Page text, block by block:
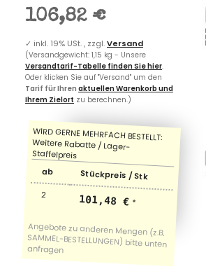
106,82 €
✓ inkl. 19% USt. , zzgl.Versand
(Versandgewicht: 1,15 kg - Unsere
Versandtarif-Tabelle finden Sie hier.
Oder klicken Sie auf "Versand" um den
Tarif für Ihren aktuellen Warenkorb und
Ihrem Zielort zu berechnen.)
ab Stückpreis / Stk
2 101,48 € *